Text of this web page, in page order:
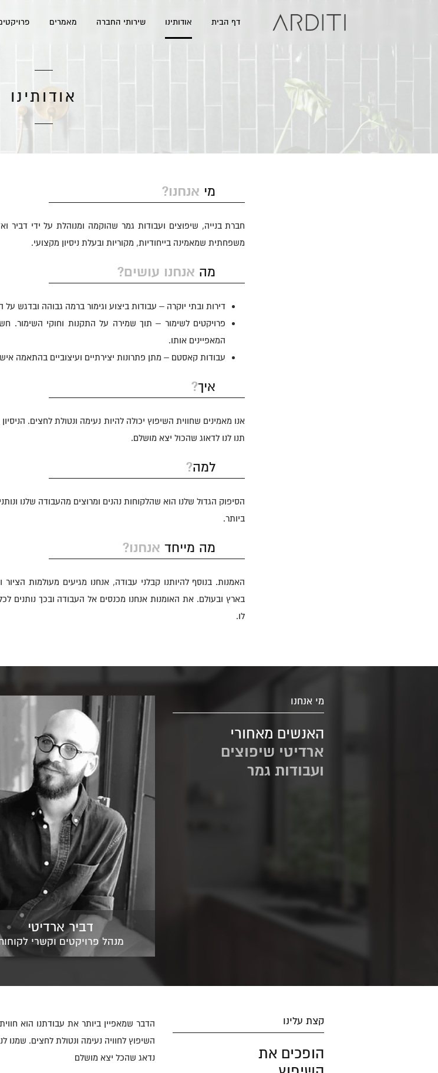
דף הבית אודותינו שירותי החברה מאמרים
אודותינו
מי אנחנו?
חברת בנייה, שיפוצים ועבודות גמר שהוקמה ומנוהלת על ידי דביר
משפחתית שמאמינה בייחודיות, מקוריות ובעלת ניסיון מקצועי.
מה אנחנו עושים?
דירות ובתי יוקרה – עבודות ביצוע וגימור ברמה גבוהה ובדגש
פרויקטים לשימור – תוך שמירה על התקנות וחוקי השימור.
המאפיינים אותו.
עבודות קאסטם – מתן פתרונות יצירתיים ועיצוביים בהתאמה
איך?
אנו מאמינים שחווית השיפוץ יכולה להיות נעימה ונטולת לחצים.
תנו לנו לדאוג שהכול יצא מושלם.
למה?
הסיפוק הגדול שלנו הוא שהלקוחות נהנים ומרוצים מהעבודה שלנו
ביותר.
מה מייחד אנחנו?
האמנות. בנוסף להיותנו קבלני עבודה, אנחנו מגיעים מעולמות הציור
בארץ ובעולם. את האומנות אנחנו מכנסים אל העבודה ובכך נותנים
לו.
מי אנחנו
האנשים מאחורי
ארדיטי שיפוצים
ועבודות גמר
דביר ארדיטי
מנהל פרויקטים וקשרי
קצת עלינו
הופכים את
הדבר שמאפיין ביותר את עבודתנו הוא
השיפוץ לחוויה נעימה ונטולת לחצים.
נדאג שהכל יצא מושלם